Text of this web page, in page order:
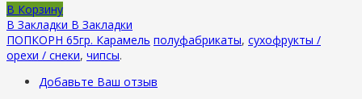
В Корзину
В Закладки В Закладки
ПОПКОРН 65гр. Карамель полуфабрикаты, сухофрукты /
орехи / снеки, чипсы.
Добавьте Ваш отзыв